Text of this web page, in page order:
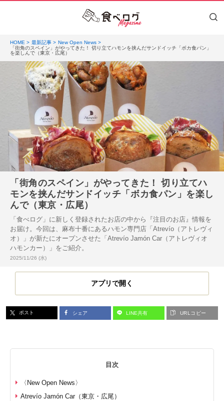
HOME 最新記事
New Open News
「街角のスペイン」がやってきた！ 切り立てハモンを挟んだサンドイッチ「ボカ食パン」
を楽しんで（東京・広尾）
「街角のスペイン」がやってきた！ 切り立てハ
モンを挟んだサンドイッチ「ボカ食パン」を楽し
んで（東京・広尾）
「食べログ」に新しく登録されたお店の中から『注目のお店』情報を
お届け。今回は、麻布十番にあるハモン専門店「Atrevío（アトレヴィ
オ）」が新たにオープンさせた「Atrevío Jamón Car（アトレヴィオ
ハモンカー）」をご紹介。
投稿日:
2025/11/26 (水)
アプリで開く
ポスト シェア LINE共有 URLコピー
目次
〈New Open News〉
Atrevío Jamón Car（東京・広尾）